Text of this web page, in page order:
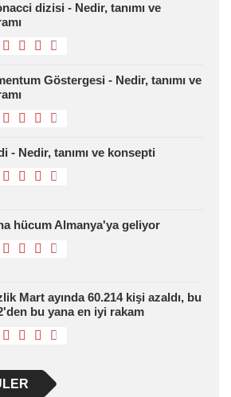
dizisi - Nedir, tanımı ve
Göstergesi - Nedir, tanımı ve
- Nedir, tanımı ve konsepti
hücum Almanya'ya geliyor
Mart ayında 60.214 kişi azaldı, bu
bu yana en iyi rakam